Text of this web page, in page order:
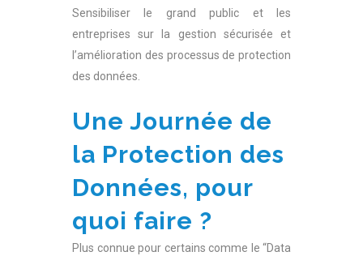
Sensibiliser le grand public et les
entreprises sur la gestion sécurisée et
l’amélioration des processus de protection
des données.
Une Journée de
la Protection des
Données, pour
quoi faire ?
Plus connue pour certains comme le “Data